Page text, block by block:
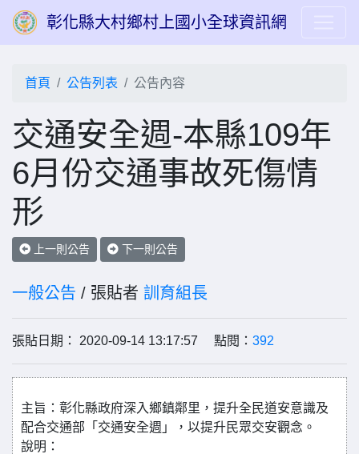
彰化縣大村鄉村上國小全球資訊網
首頁 公告列表 公告內容
交通安全週-本縣109年
6月份交通事故死傷情
形
上一則公告 下一則公告
一般公告 / 張貼者 訓育組長
張貼日期： 2020-09-14 13:17:57 點閱： 392
主旨：彰化縣政府深入鄉鎮鄰里，提升全民道安意識及
配合交通部「交通安全週」，以提升民眾交安觀念。
說明：